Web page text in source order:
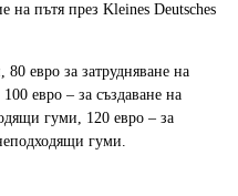
на пътя през Kleines Deutsches
евро за затрудняване на
евро – за създаване на
гуми, 120 евро – за
гуми.